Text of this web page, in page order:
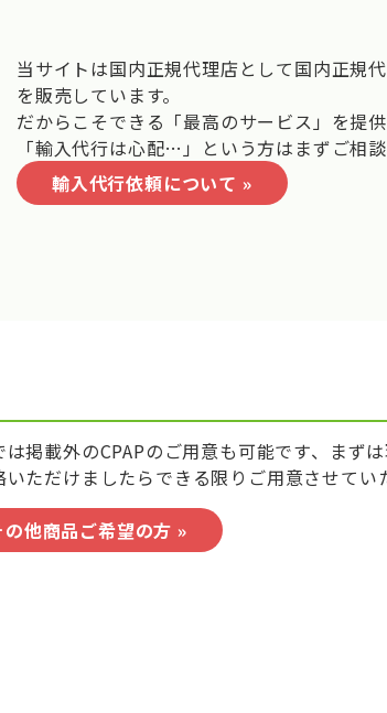
当サイトは国内正規代理店として国内正規
を販売しています。
だからこそできる「最高のサービス」を提
「輸入代行は心配…」という方はまずご相談
輸入代行依頼について »
は掲載外のCPAPのご用意も可能です、まず
いただけましたらできる限りご用意させてい
の他商品ご希望の方 »